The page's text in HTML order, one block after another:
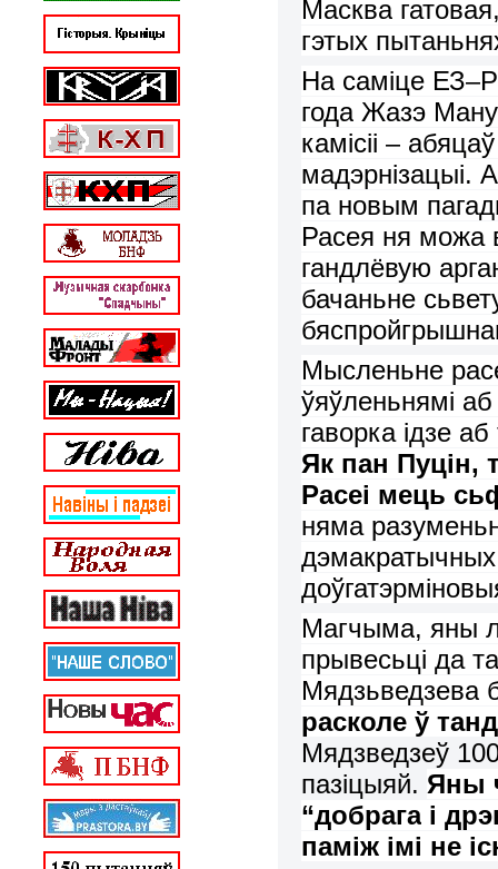
Масква гатовая
гэтых пытан
На саміце ЕЗ–
года Жазэ
камісіі – абяцаў
мадэрнізацыі.
па новым
Расея ня можа
гандлёвую
бачаньне сьвет
бяспройгрышна
Мысленьне
ўяўленьнямі аб
гаворка ідзе
Як пан Пуцін,
Расеі мець сь
няма разуме
дэмакратычных
доўгатэрміновы
Магчыма, яны
прывесьці да
Мядзьведзева
расколеў танд
Мядзведзеў
пазіцыяй. Яны
“добрага і
паміж імі не